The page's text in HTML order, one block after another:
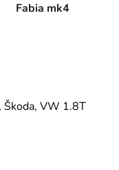
Fabia mk4
Škoda, VW 1.8T